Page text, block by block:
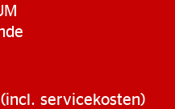
servicekosten)